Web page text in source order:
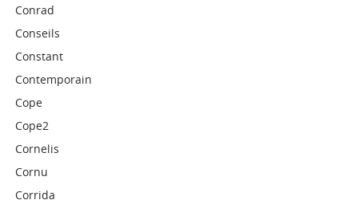
Conrad
Conseils
Constant
Contemporain
Cope
Cope2
Cornelis
Cornu
Corrida